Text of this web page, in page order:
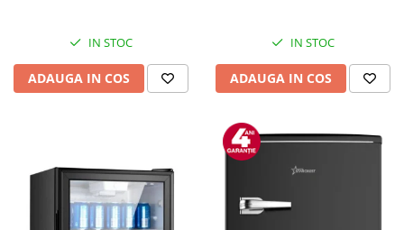
IN STOC
ADAUGA IN COS
IN STOC
ADAUGA IN COS